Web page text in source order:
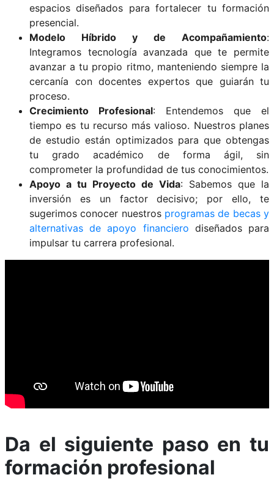
espacios diseñados para fortalecer tu formación
presencial.
Modelo Híbrido y de Acompañamiento:
Integramos tecnología avanzada que te permite
avanzar a tu propio ritmo, manteniendo siempre la
cercanía con docentes expertos que guiarán tu
proceso.
Crecimiento Profesional: Entendemos que el
tiempo es tu recurso más valioso. Nuestros planes
de estudio están optimizados para que obtengas
tu grado académico de forma ágil, sin
comprometer la profundidad de tus conocimientos.
Apoyo a tu Proyecto de Vida: Sabemos que la
inversión es un factor decisivo; por ello, te
sugerimos conocer nuestros programas de becas y
alternativas de apoyo financiero diseñados para
impulsar tu carrera profesional.
Da el siguiente paso en tu
formación profesional